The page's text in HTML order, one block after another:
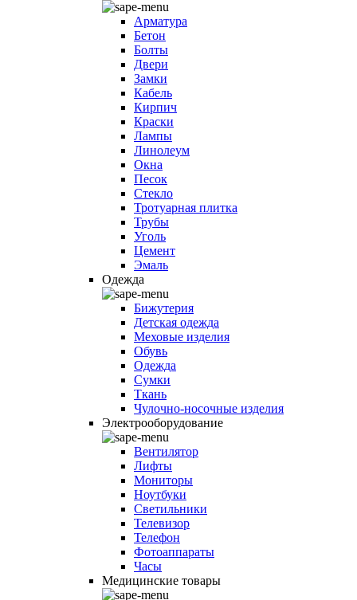
Арматура
Бетон
Болты
Двери
Замки
Кабель
Кирпич
Краски
Лампы
Линолеум
Окна
Песок
Стекло
Тротуарная плитка
Трубы
Уголь
Цемент
Эмаль
Одежда
Бижутерия
Детская одежда
Меховые изделия
Обувь
Одежда
Сумки
Ткань
Чулочно-носочные изделия
Электрооборудование
Вентилятор
Лифты
Мониторы
Ноутбуки
Светильники
Телевизор
Телефон
Фотоаппараты
Часы
Медицинские товары